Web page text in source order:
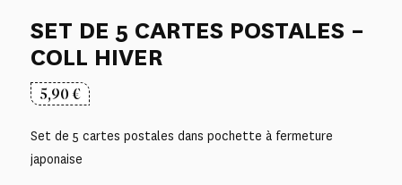
SET DE 5 CARTES POSTALES –
COLL HIVER
5,90€
Set de 5 cartes postales dans pochette à fermeture
japonaise